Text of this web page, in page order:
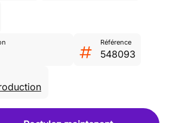
Référence
548093